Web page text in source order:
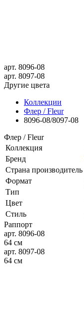
арт. 8096-08
арт. 8097-08
Другие цвета
Коллекции
Флер / Fleur
8096-08/8097-08
Флер / Fleur
Коллекция
Бренд
Страна производитель
Формат
Тип
Цвет
Стиль
Раппорт
арт. 8096-08
64 см
арт. 8097-08
64 см